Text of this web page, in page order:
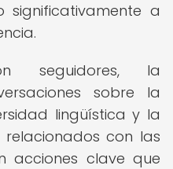
significativamente a
seguidores, la
sobre la
lingüística y la
con las
acciones clave que